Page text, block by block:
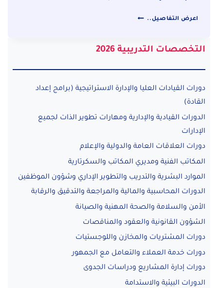
اعرض التفاصيل.. دورة
والاقتصاد
PORTS
ECONOMY
التخصصات التدريبية 2026
دورات القيادات العليا والإدارة الاستراتيجية (برامج إعداد
القادة)
الدورات القيادية والإدارية ومهارات تطوير الذات لجميع
الإدارات
دورات العلاقات العامة والدولية والإعلام
المكاتب الفنية ومديري المكاتب والسكرتارية
الموارد البشرية والتدريب والتطوير الإداري وشؤون الموظفين
الدورات المحاسبية والمالية والمراجعة والتدقيق والرقابة
الأمن والسلامة والصحة المهنية والصيانة
الشؤون القانونية والعقود والمناقصات
دورات المشتريات والمخازن واللوجستيات
دورات خدمة العملاء والتعامل مع الجمهور
دورات إدارة المشاريع ودراسات الجدوى
الدورات البيئية والاستدامة